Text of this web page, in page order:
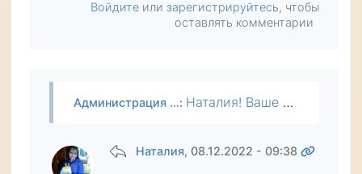
Войдите или зарегистрируйтесь, чтобы
оставлять комментарии
Администрация …: Наталия! Ваше пожертвование получено, огромное вам спасибо! Сейчас любое пожертвование на сайт автоматически сдвигает пользователю дату окончания подписки на расширенный доступ, а это поднимает сбор…
Наталия, 08.12.2022 - 09:38